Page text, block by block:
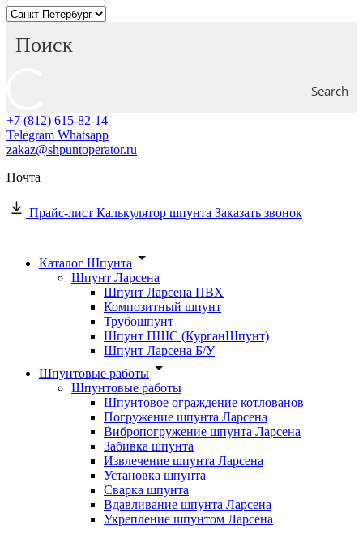
Search
+7 (812) 615-82-14
Telegram Whatsapp
zakaz@shpuntoperator.ru
Почта
Прайс-лист Калькулятор шпунта Заказать звонок
Каталог Шпунта
Шпунт Ларсена
Шпунт Ларсена ПВХ
Композитный шпунт
Трубошпунт
Шпунт ПШС (КурганШпунт)
Шпунт Ларсена Б/У
Шпунтовые работы
Шпунтовые работы
Шпунтовое ограждение котлованов
Погружение шпунта Ларсена
Вибропогружение шпунта Ларсена
Забивка шпунта
Извлечение шпунта Ларсена
Установка шпунта
Сварка шпунта
Вдавливание шпунта Ларсена
Укрепление шпунтом Ларсена